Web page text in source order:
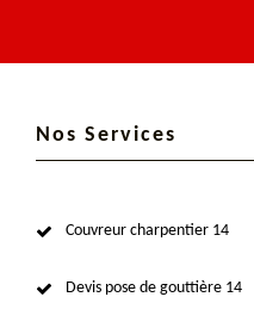
Nos Services
Couvreur charpentier 14
Devis pose de gouttière 14